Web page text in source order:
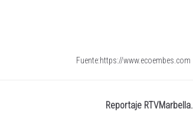
Fuente:https://www.ecoembes.com
Reportaje RTVMarbella.